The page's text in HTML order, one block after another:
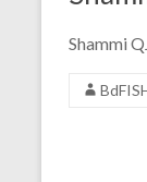
Shammi